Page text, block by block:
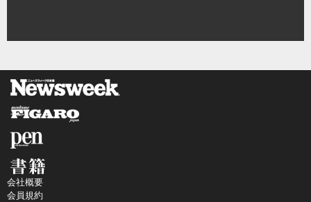
会社概要
会員規約